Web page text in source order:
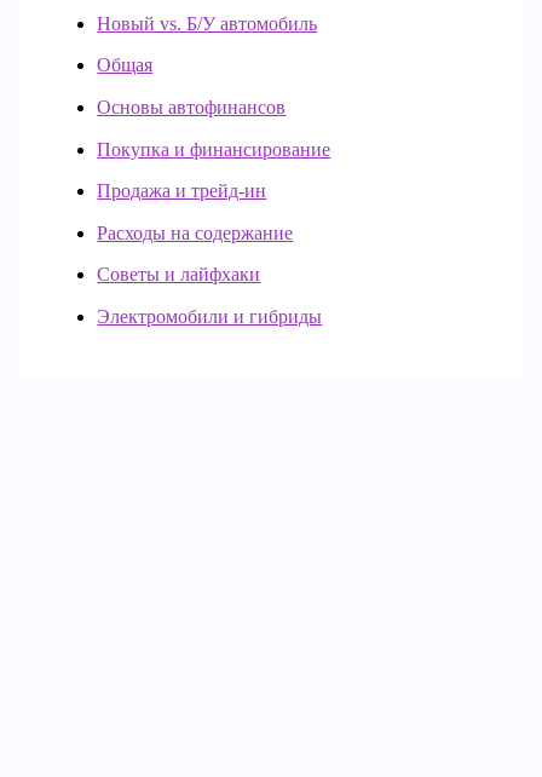
Новый vs. Б/У автомобиль
Общая
Основы автофинансов
Покупка и финансирование
Продажа и трейд-ин
Расходы на содержание
Советы и лайфхаки
Электромобили и гибриды